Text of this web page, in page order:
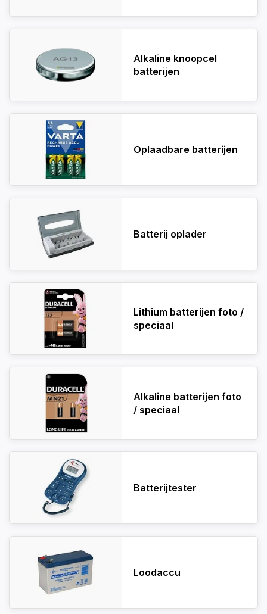
Alkaline knoopcel
batterijen
Oplaadbare batterijen
Batterij oplader
Lithium batterijen foto /
speciaal
Alkaline batterijen foto
/ speciaal
Batterijtester
Loodaccu